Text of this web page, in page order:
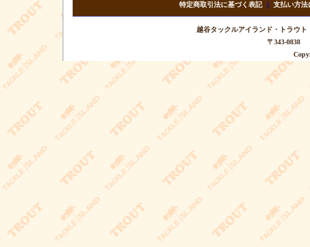
特定商取引法に基づく表記｜ 支払い方法
越谷タックルアイランド・トラ
〒343-0838